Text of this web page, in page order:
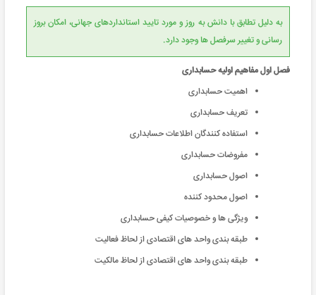
به دلیل تطابق با دانش به روز و مورد تایید استانداردهای جهانی، امکان بروز
رسانی و تغییر سرفصل ها وجود دارد.
فصل اول مفاهیم اولیه حسابداری
اهمیت حسابداری
تعریف حسابداری
استفاده کنندگان اطلاعات حسابداری
مفروضات حسابداری
اصول حسابداری
اصول محدود کننده
ویژگی ها و خصوصیات کیفی حسابداری
طبقه بندی واحد های اقتصادی از لحاظ فعالیت
طبقه بندی واحد های اقتصادی از لحاظ مالکیت